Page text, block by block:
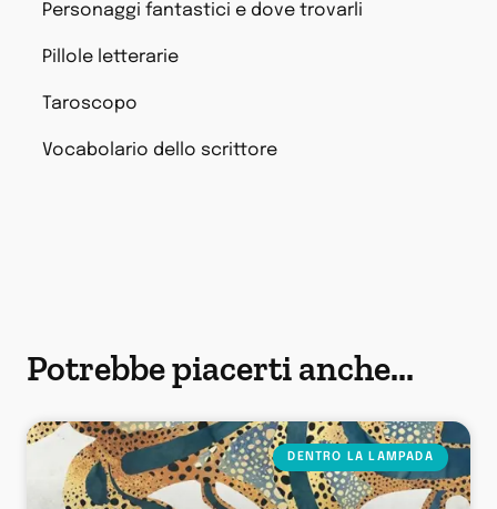
Personaggi fantastici e dove trovarli
Pillole letterarie
Taroscopo
Vocabolario dello scrittore
Potrebbe piacerti anche...
DENTRO LA LAMPADA